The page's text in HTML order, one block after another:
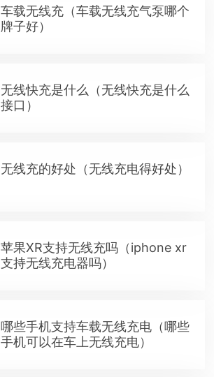
车载无线充（车载无线充气泵哪个
牌子好）
无线快充是什么（无线快充是什么
接口）
无线充的好处（无线充电得好处）
苹果XR支持无线充吗（iphone xr
支持无线充电器吗）
哪些手机支持车载无线充电（哪些
手机可以在车上无线充电）